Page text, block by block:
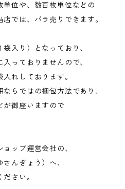
単位や、数百枚単位などの
では、バラ売りできます。
入り）となっており、
っておりませんので、
れしております。
らではの梱包方法であり、
御座いますので
ップ運営会社の、
んぎょう）へ、
さい。